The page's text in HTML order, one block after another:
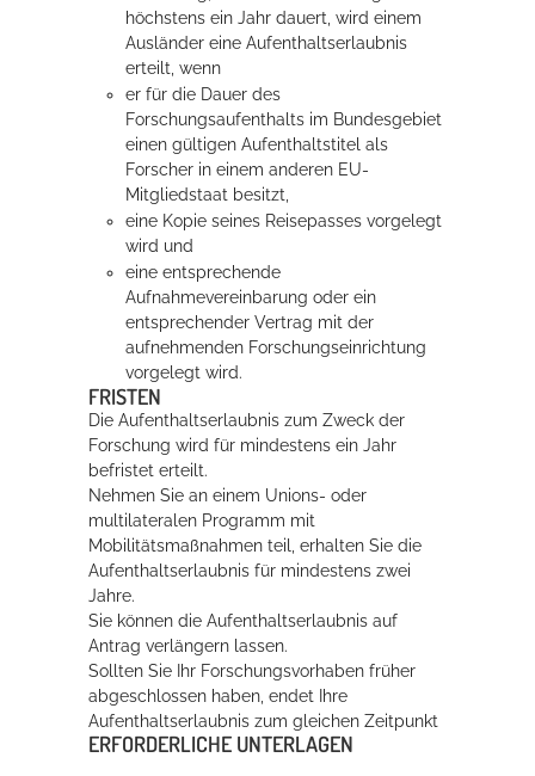
höchstens ein Jahr dauert, wird einem
Ausländer eine Aufenthaltserlaubnis
erteilt, wenn
er für die Dauer des
Forschungsaufenthalts im Bundesgebiet
einen gültigen Aufenthaltstitel als
Forscher in einem anderen EU-
Mitgliedstaat besitzt,
eine Kopie seines Reisepasses vorgelegt
wird und
eine entsprechende
Aufnahmevereinbarung oder ein
entsprechender Vertrag mit der
aufnehmenden Forschungseinrichtung
vorgelegt wird.
FRISTEN
Die Aufenthaltserlaubnis zum Zweck der
Forschung wird für mindestens ein Jahr
befristet erteilt.
Nehmen Sie an einem Unions- oder
multilateralen Programm mit
Mobilitätsmaßnahmen teil, erhalten Sie die
Aufenthaltserlaubnis für mindestens zwei
Jahre.
Sie können die Aufenthaltserlaubnis auf
Antrag verlängern lassen.
Sollten Sie Ihr Forschungsvorhaben früher
abgeschlossen haben, endet Ihre
Aufenthaltserlaubnis zum gleichen Zeitpunkt
ERFORDERLICHE UNTERLAGEN